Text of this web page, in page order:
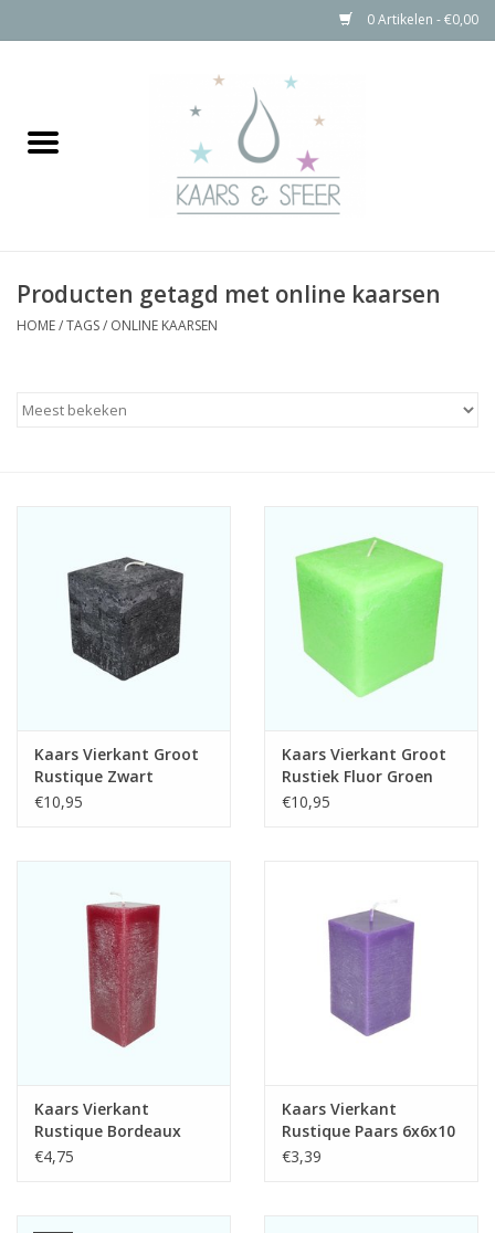
0 Artikelen - €0,00
Stompkaarsen Rustiek
Kaarsen Accessoires
Ecologische Kaarsen
Kerst Kaarsen
Producten getagd met online kaarsen
HOME/TAGS/ ONLINE KAARSEN
Kaars Vierkant Groot
Rustique Zwart
10x10x10 cm
€10,95
Kaars Vierkant Groot
Rustiek Fluor Groen
10x10x10 cm
€10,95
Kaars Vierkant
Rustique Bordeaux
Rood 6x6x16 cm
€4,75
Kaars Vierkant
Rustique Paars 6x6x10
cm
€3,39